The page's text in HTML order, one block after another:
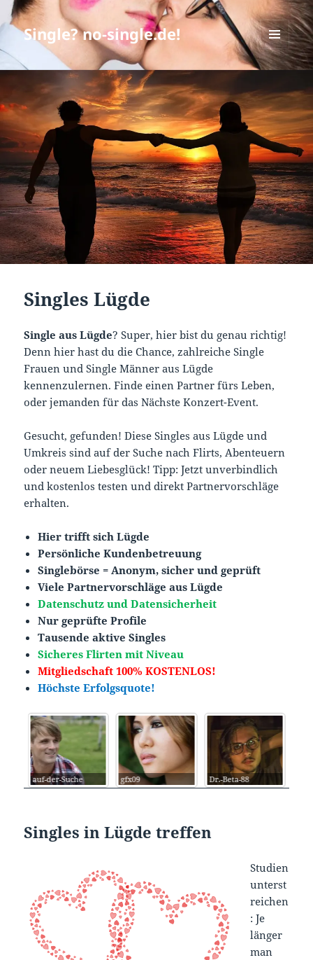
Single? no-single.de!
MENÜ
UND
Singles Lügde
Single aus Lügde? Super, hier bist du genau richtig!
Denn hier hast du die Chance, zahlreiche Single
Frauen und Single Männer aus Lügde
kennenzulernen. Finde einen Partner fürs Leben,
oder jemanden für das Nächste Konzert-Event.
Gesucht, gefunden! Diese Singles aus Lügde und
Umkreis sind auf der Suche nach Flirts, Abenteuern
oder neuem Liebesglück! Tipp: Jetzt unverbindlich
und kostenlos testen und direkt Partnervorschläge
erhalten.
Hier trifft sich Lügde
Persönliche Kundenbetreuung
Singlebörse = Anonym, sicher und geprüft
Viele Partnervorschläge aus Lügde
Datenschutz und Datensicherheit
Nur geprüfte Profile
Tausende aktive Singles
Sicheres Flirten mit Niveau
Mitgliedschaft 100% KOSTENLOS!
Höchste Erfolgsquote!
auf-der-Suche gfx09 Dr.-Beta-88
Singles in Lügde treffen
Studien
unterst
reichen
: Je
länger
man